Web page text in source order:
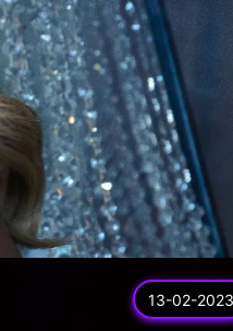
13-02-2023